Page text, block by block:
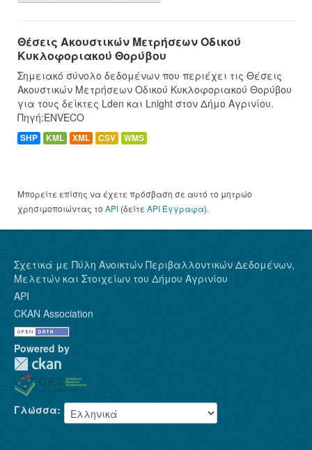
Θέσεις Ακουστικών Μετρήσεων Οδικού
Κυκλοφοριακού Θορύβου
Σημειακό σύνολο δεδομένων που περιέχει τις Θέσεις
Ακουστικών Μετρήσεων Οδικού Κυκλοφοριακού Θορύβου
για τους δείκτες Lden και Lnight στον Δήμο Αγρινίου.
Πηγή:ENVECO
SHP KML XML CSV WMS
Μπορείτε επίσης να έχετε πρόσβαση σε αυτό το μητρώο
χρησιμοποιώντας το API (δείτε API Έγγραφα).
Σχετικά με Πύλη Ανοικτών Περιβαλλοντικών Δεδομένων,
Μελετών και Στοιχείων του Δήμου Αγρινίου
API
CKAN Association
Powered by
Γλώσσα